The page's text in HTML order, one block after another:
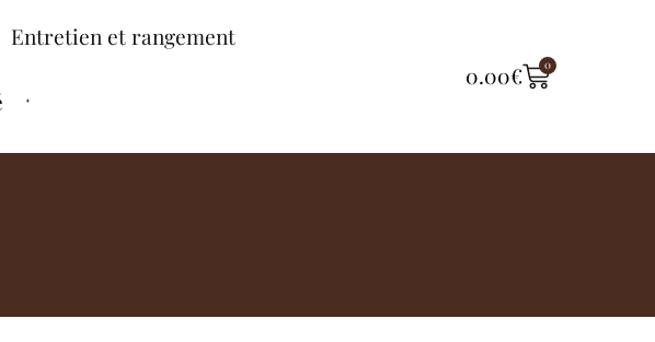
Entretien et rangement
0.00€ 0